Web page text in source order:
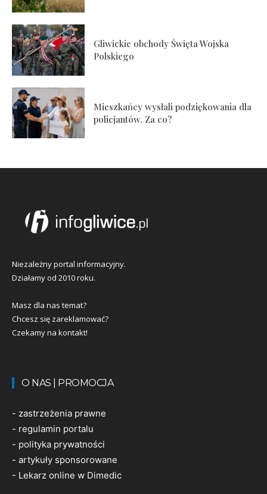
Gliwickie obchody Święta Wojska
Polskiego
Mieszkańcy wysłali podziękowania dla
policjantów. Za co?
Niezależny portal informacyjny.
Działamy od 2010 roku.
Masz dla nas temat?
Chcesz się zareklamować?
Czekamy na kontakt!
O NAS | PROMOCJA
- zastrzeżenia prawne
- regulamin portalu
- polityka prywatności
- artykuły sponsorowane
- Lekarz online w Dimedic